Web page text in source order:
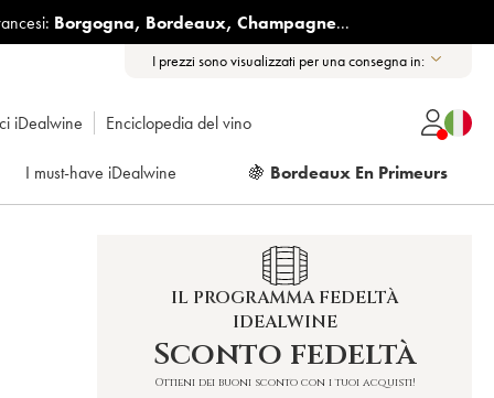
Borgogna, Bordeaux, Champagne...
I prezzi sono visualizzati per una consegna in:
iDealwine Enciclopedia del vino
I must-have iDealwine 🍇 Bordeaux En Primeurs
IL PROGRAMMA FEDELTÀ
IDEALWINE
Sconto fedeltà
Ottieni dei buoni sconto con i tuoi acquisti!